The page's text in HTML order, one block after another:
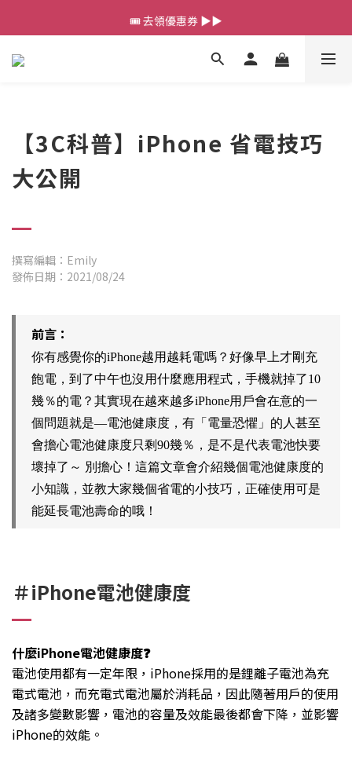
💰新會員送 $88 購物金
🎟️ 去領優惠券 ▶▶
💰新會員送 $88 購物金
【3C科普】 iPhone 省電技巧
大公開
撰寫編輯：Emily
發佈日期：2021/08/24
前言：
你有感覺你的iPhone越用越耗電嗎？好像早上才剛充
飽電，到了中午也沒用什麼應用程式，手機就掉了10
幾％的電？其實現在越來越多iPhone用戶會在意的一
個問題就是—電池健康度，有「電量恐懼」的人甚至
會擔心電池健康度只剩90幾％，是不是代表電池快要
壞掉了～ 別擔心！這篇文章會介紹幾個電池健康度的
小知識，並教大家幾個省電的小技巧，正確使用可是
能延長電池壽命的哦！
＃iPhone電池健康度
什麼iPhone電池健康度❓
電池使用都有一定年限，iPhone採用的是鋰離子電池為充
電式電池，而充電式電池屬於消耗品，因此隨著用戶的使用
及諸多變數影響，電池的容量及效能最後都會下降，並影響
iPhone的效能。